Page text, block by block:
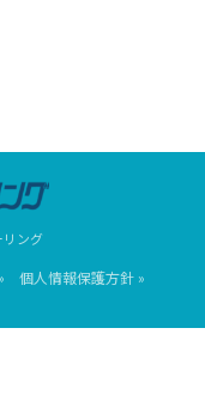
ング
個人情報保護方針 »